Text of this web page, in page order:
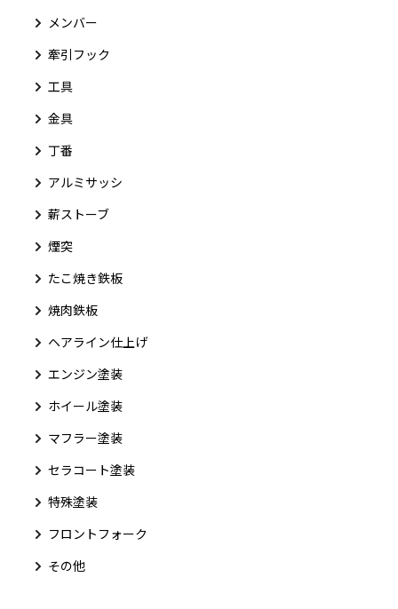
メンバー
牽引フック
工具
金具
丁番
アルミサッシ
薪ストーブ
煙突
たこ焼き鉄板
焼肉鉄板
ヘアライン仕上げ
エンジン塗装
ホイール塗装
マフラー塗装
セラコート塗装
特殊塗装
フロントフォーク
その他